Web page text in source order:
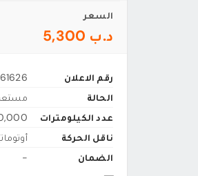
السعر
د.ب 5,300
رقم الاعلان
الحالة
عدد الكيلومترات
ناقل الحركة
الضمان
-